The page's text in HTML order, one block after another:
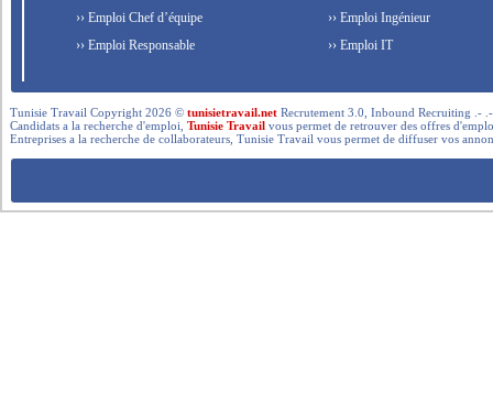
›› Emploi Chef d’équipe
›› Emploi Responsable
›› Emploi Ingénieur
›› Emploi IT
Tunisie Travail Copyright 2026 ©tunisietravail.net Recrutement 3.0, Inbound Recruiting .-
Candidats a la recherche d'emploi,Tunisie Travail vous permet de retrouver des offres
Entreprises a la recherche de collaborateurs, Tunisie Travail vous permet de diffuser vos